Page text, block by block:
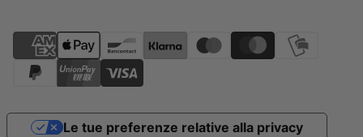
Le tue preferenze relative alla privacy